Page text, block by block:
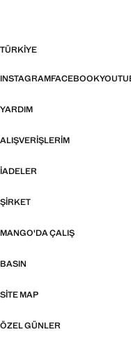
TÜRKIYE
INSTAGRAMFACEBOOK
YARDIM
ALIŞVERIŞLERIM
İADELER
ŞIRKET
MANGO'DA ÇALIŞ
BASIN
SITE MAP
ÖZEL GÜNLER